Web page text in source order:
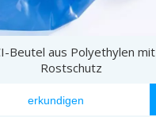
Beutel aus Polyethylen mit
Rostschutz
erkundigen